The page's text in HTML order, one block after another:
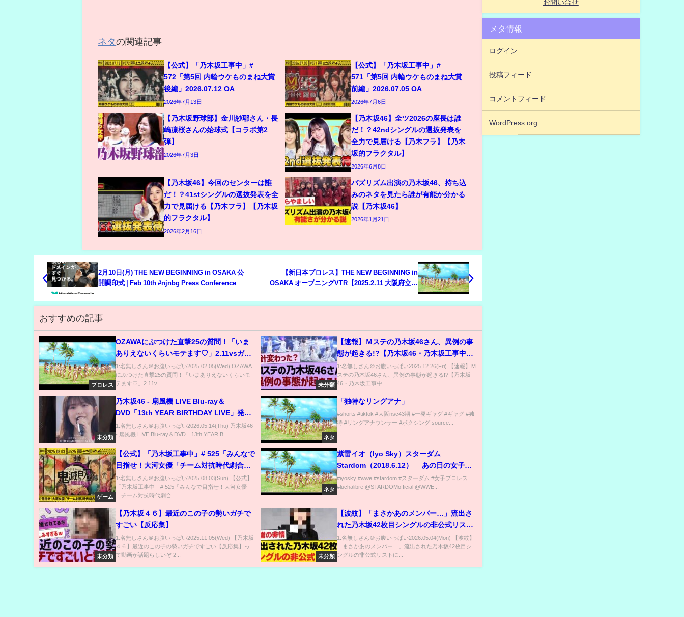
ネタの関連記事
【公式】「乃木坂工事中」#
572「第5回 内輪ウケものまね大賞
後編」2026.07.12 OA
2026年7月13日
【公式】「乃木坂工事中」#
571「第5回 内輪ウケものまね大賞
前編」2026.07.05 OA
2026年7月6日
【乃木坂野球部】金川紗耶さん・長
嶋凛桜さんの始球式【コラボ第2
弾】
2026年7月3日
【乃木坂46】全ツ2026の座長は誰
だ！？42ndシングルの選抜発表を
全力で見届ける【乃木フラ】【乃木
坂的フラクタル】
2026年6月8日
【乃木坂46】今回のセンターは誰
だ！？41stシングルの選抜発表を全
力で見届ける【乃木フラ】【乃木坂
的フラクタル】
2026年2月16日
バズリズム出演の乃木坂46、持ち込
みのネタを見たら誰が有能か分かる
説【乃木坂46】
2026年1月21日
2月10日(月) THE NEW BEGINNING in OSAKA 公
開調印式 | Feb 10th #njnbg Press Conference
【新日本プロレス】THE NEW BEGINNING in
OSAKA オープニングVTR【2025.2.11 大阪府立体
おすすめの記事
プロレス
OZAWAにぶつけた直撃25の質問！「いま
ありえないくらいモテます♡」2.11vsガレ
ノに怪気炎！｜2.11 NOAH後楽園は
ABEMAで全試合無料生中継！
1:名無しさん＠お腹いっぱい2025.02.05(Wed) OZAWA
にぶつけた直撃25の質問！「いまありえないくらいモ
テます♡」2.11v...
未分類
【速報】Ｍステの乃木坂46さん、異例の事
態が起きる!?【乃木坂46・乃木坂工事中・
乃木坂配信中】
1:名無しさん＠お腹いっぱい2025.12.26(Fri) 【速報】Ｍ
ステの乃木坂46さん、異例の事態が起きる!?【乃木坂
46・乃木坂工事中...
未分類
乃木坂46 - 扇風機 LIVE Blu-ray＆
DVD「13th YEAR BIRTHDAY LIVE」発売
中！#乃木坂46 #乃木坂46_13thBDL発売中
1:名無しさん＠お腹いっぱい2026.05.14(Thu) 乃木坂46
- 扇風機 LIVE Blu-ray＆DVD「13th YEAR B...
ネタ
「独特なリングアナ」
#shorts #tiktok #大阪nsc43期 #一発ギャグ #ギャグ #独
特 #リングアナウンサー #ボクシング source...
ゲーム
【公式】「乃木坂工事中」# 525「みんなで
目指せ！大河女優「チーム対抗時代劇合
戦」後編」2025.08.03 OA
1:名無しさん＠お腹いっぱい2025.08.03(Sun) 【公式】
「乃木坂工事中」# 525「みんなで目指せ！大河女優
「チーム対抗時代劇合...
ネタ
紫雷イオ（Iyo Sky）スターダム
Stardom（2018.6.12） あの日の女子プ
ロレス
#iyosky #wwe #stardom #スターダム #女子プロレス
#luchalibre @STARDOMofficial @WWE...
未分類
【乃木坂４６】最近のこの子の勢いガチで
すごい【反応集】
1:名無しさん＠お腹いっぱい2025.11.05(Wed) 【乃木坂
４６】最近のこの子の勢いガチですごい【反応集】っ
て動画が話題らしいぞ 2...
未分類
【波紋】「まさかあのメンバー…」流出さ
れた乃木坂42枚目シングルの非公式リスト
に、ファンの意見が真っ二つに割れる。
1:名無しさん＠お腹いっぱい2026.05.04(Mon) 【波紋】
「まさかあのメンバー…」流出された乃木坂42枚目シ
ングルの非公式リストに...
お問い合せ
メタ情報
ログイン
投稿フィード
コメントフィード
WordPress.org